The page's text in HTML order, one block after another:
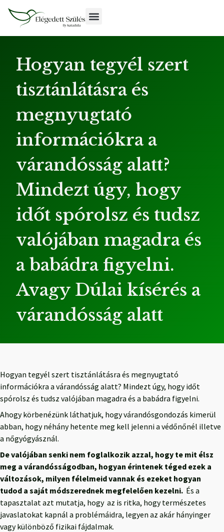
Hogyan tegyél szert
tisztánlátásra és
megnyugtató
információkra a
várandósság alatt?
Mindezt úgy, hogy
időt spórolsz és tudsz
valójában magadra és
a babádra figyelni.
Avagy Dúlai kísérés a
várandósság alatt
Hogyan tegyél szert tisztánlátásra és megnyugtató
információkra a várandósság alatt? Mindezt úgy, hogy időt
spórolsz és tudsz valójában magadra és a babádra figyelni.
Ahogy körbenézünk láthatjuk, hogy várandósgondozás kimerül
abban, hogy néhány hetente meg kell jelenni a védőnőnél illetve
a nőgyógyásznál.
De valójában senki nem foglalkozik azzal, hogy te mit élsz
meg a várandósságodban, hogyan érintenek téged ezek a
változások, milyen félelmeid vannak és ezeket hogyan
tudod a saját módszerednek megfelelően kezelni. És a
tapasztalat azt mutatja, hogy az is ritka, hogy természetes
javaslatokat kapnál a problémáidra, legyen az akár hányinger
vagy különböző fizikai fájdalmak.